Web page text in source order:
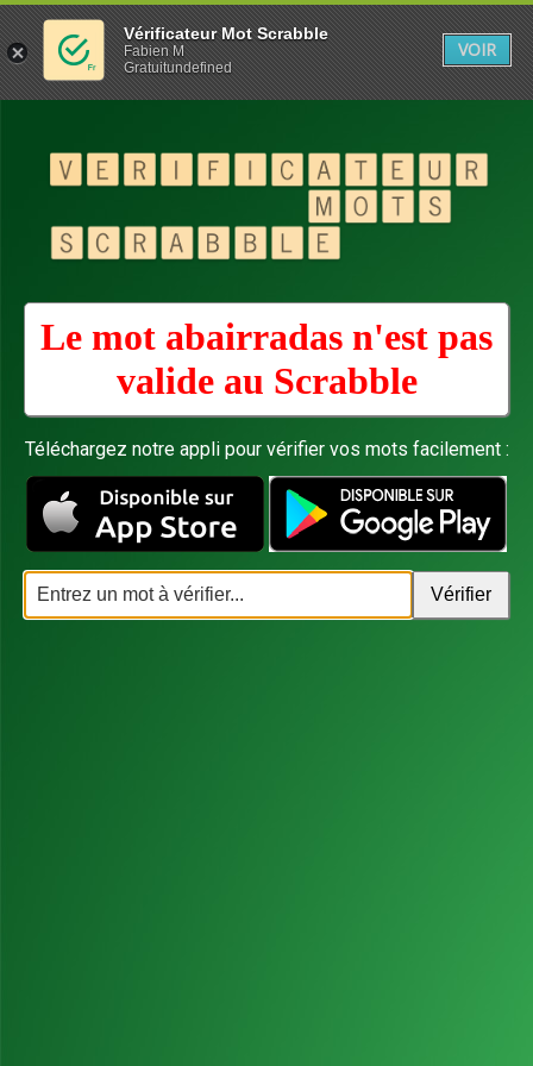
Le mot abairradas n'est pas
valide au Scrabble
Téléchargez notre appli pour vérifier vos mots facilement :
Vérificateur Mot Scrabble
Fabien M
Gratuitundefined
VOIR